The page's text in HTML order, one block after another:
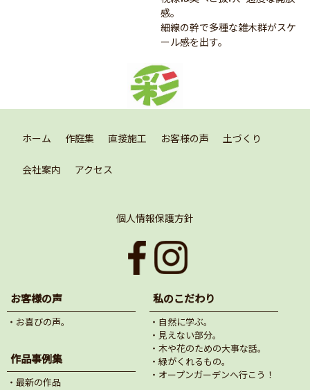
感。
細線の幹で多種な雑木群がスケ
ール感を出す。
ホーム 作庭集 直接施工 お客様の声 土づくり
会社案内 アクセス
個人情報保護方針
お客様の声
・お喜びの声。
作品事例集
・最新の作品
私のこだわり
・自然に学ぶ。
・見えない部分。
・木や花のための大事な話。
・緑がくれるもの。
・オープンガーデンへ行こう！